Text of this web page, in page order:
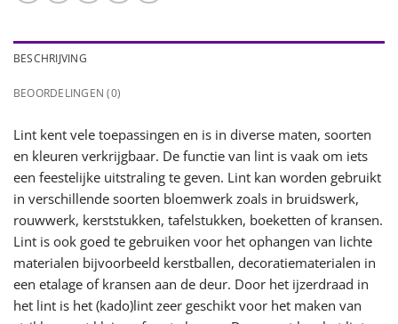
BESCHRIJVING
BEOORDELINGEN (0)
Lint kent vele toepassingen en is in diverse maten, soorten
en kleuren verkrijgbaar. De functie van lint is vaak om iets
een feestelijke uitstraling te geven. Lint kan worden gebruikt
in verschillende soorten bloemwerk zoals in bruidswerk,
rouwwerk, kerststukken, tafelstukken, boeketten of kransen.
Lint is ook goed te gebruiken voor het ophangen van lichte
materialen bijvoorbeeld kerstballen, decoratiematerialen in
een etalage of kransen aan de deur. Door het ijzerdraad in
het lint is het (kado)lint zeer geschikt voor het maken van